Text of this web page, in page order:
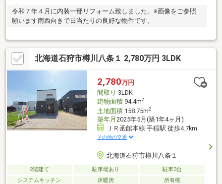
令和７年４月に内装一部リフォーム致しました。※画像をご参照
願います南西向きで日当たりの良好な物件です。
北海道石狩市樽川八条１ 2,780万円 3LDK
2,780万円
間取り 3LDK
建物面積94.4m2
土地面積158.75m2
築年月 2025年5月(築1年4ヶ月)
ＪＲ函館本線 手稲駅 徒歩4.7km
その他の交通
北海道石狩市樽川八条１
2階建て 駐車場あり
駐車3台
システムキッチン
床暖房 所有権